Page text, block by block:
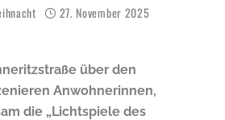
27. November 2025
über den
Anwohnerinnen,
die „Lichtspiele des